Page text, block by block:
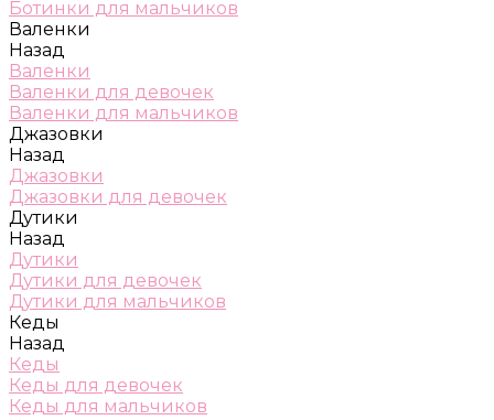
Ботинки для мальчиков
Валенки
Назад
Валенки
Валенки для девочек
Валенки для мальчиков
Джазовки
Назад
Джазовки
Джазовки для девочек
Дутики
Назад
Дутики
Дутики для девочек
Дутики для мальчиков
Кеды
Назад
Кеды
Кеды для девочек
Кеды для мальчиков